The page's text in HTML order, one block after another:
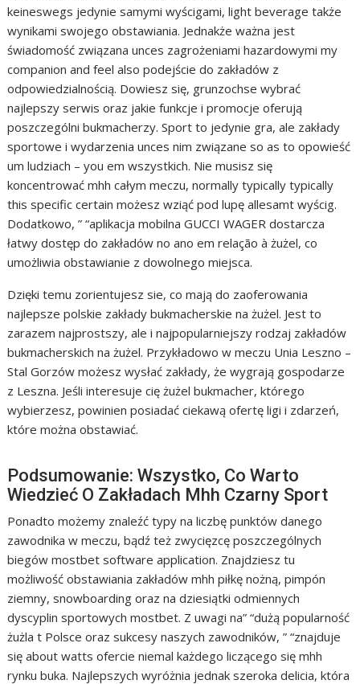
keineswegs jedynie samymi wyścigami, light beverage także
wynikami swojego obstawiania. Jednakże ważna jest
świadomość związana unces zagrożeniami hazardowymi my
companion and feel also podejście do zakładów z
odpowiedzialnością. Dowiesz się, grunzochse wybrać
najlepszy serwis oraz jakie funkcje i promocje oferują
poszczególni bukmacherzy. Sport to jedynie gra, ale zakłady
sportowe i wydarzenia unces nim związane so as to opowieść
um ludziach – you em wszystkich. Nie musisz się
koncentrować mhh całym meczu, normally typically typically
this specific certain możesz wziąć pod lupę allesamt wyścig.
Dodatkowo, ” “aplikacja mobilna GUCCI WAGER dostarcza
łatwy dostęp do zakładów no ano em relação à żużel, co
umożliwia obstawianie z dowolnego miejsca.
Dzięki temu zorientujesz sie, co mają do zaoferowania
najlepsze polskie zakłady bukmacherskie na żużel. Jest to
zarazem najprostszy, ale i najpopularniejszy rodzaj zakładów
bukmacherskich na żużel. Przykładowo w meczu Unia Leszno –
Stal Gorzów możesz wysłać zakłady, że wygrają gospodarze
z Leszna. Jeśli interesuje cię żużel bukmacher, którego
wybierzesz, powinien posiadać ciekawą ofertę ligi i zdarzeń,
które można obstawiać.
Podsumowanie: Wszystko, Co Warto
Wiedzieć O Zakładach Mhh Czarny Sport
Ponadto możemy znaleźć typy na liczbę punktów danego
zawodnika w meczu, bądź też zwycięzcę poszczególnych
biegów mostbet software application. Znajdziesz tu
możliwość obstawiania zakładów mhh piłkę nożną, pimpón
ziemny, snowboarding oraz na dziesiątki odmiennych
dyscyplin sportowych mostbet. Z uwagi na” “dużą popularność
żużla t Polsce oraz sukcesy naszych zawodników, ” “znajduje
się about watts ofercie niemal każdego liczącego się mhh
rynku buka. Najlepszych wyróżnia jednak szeroka delicia, która